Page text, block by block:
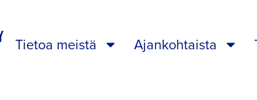
Tietoa meistä Ajankohtaista